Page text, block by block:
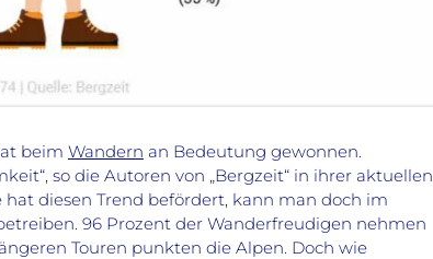
beim Wandern an Bedeutung gewonnen.
so die Autoren von „Bergzeit“ in ihrer aktuellen
diesen Trend befördert, kann man doch im
96 Prozent der Wanderfreudigen nehmen
Touren punkten die Alpen. Doch wie